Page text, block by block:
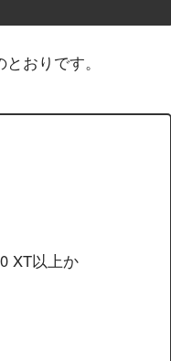
おりです。
XT以上か